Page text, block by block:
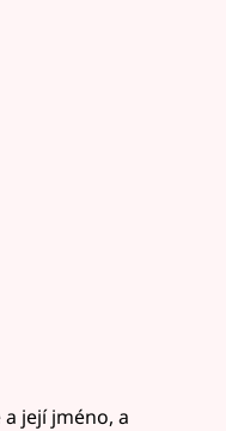
její jméno, a